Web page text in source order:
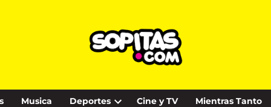
Musica Deportes Cine y TV Mientras Tanto